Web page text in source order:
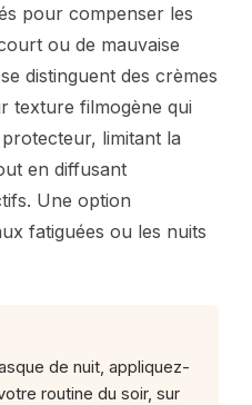
pour compenser les
ou de mauvaise
distinguent des crèmes
texture filmogène qui
limitant la
en diffusant
Une option
fatiguées ou les nuits
de nuit, appliquez-
routine du soir, sur